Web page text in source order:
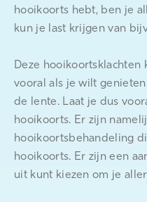
hooikoorts hebt, ben je
kun je last krijgen van
Deze
vooral als je wilt
de lente. Laat je dus
hooikoorts. Er zijn
hooikoortsbehandeling
hooikoorts. Er zijn een
uit kunt kiezen om je